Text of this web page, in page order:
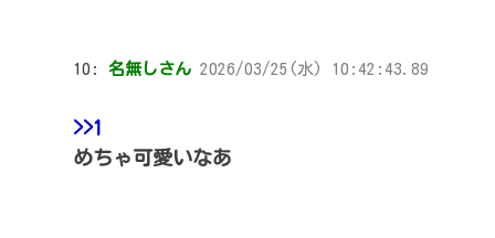
10: 名無しさん 2026/03/25(水) 10:42:43.89
>>1
めちゃ可愛いなあ